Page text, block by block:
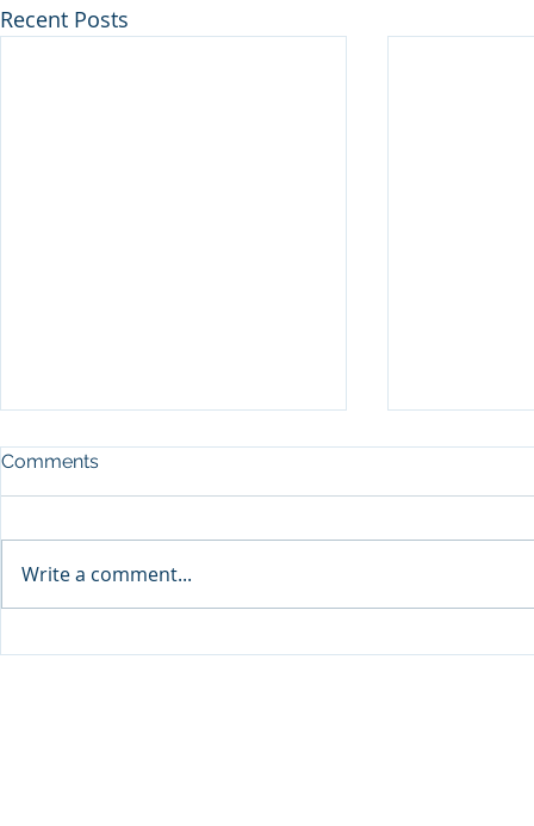
Recent Posts
DPU จับมือ Thai VietJet Air
Comments
Write a comment...